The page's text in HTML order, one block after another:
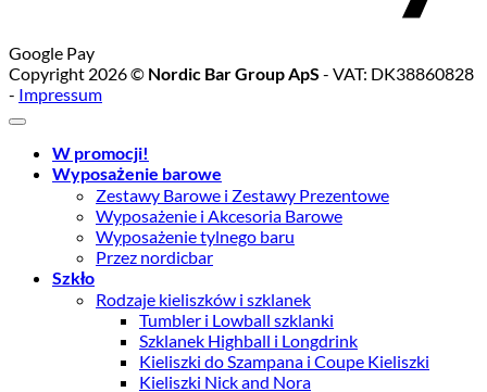
Google Pay
Copyright 2026 © Nordic Bar Group ApS - VAT: DK38860828
- Impressum
W promocji!
Wyposażenie barowe
Zestawy Barowe i Zestawy Prezentowe
Wyposażenie i Akcesoria Barowe
Wyposażenie tylnego baru
Przez nordicbar
Szkło
Rodzaje kieliszków i szklanek
Tumbler i Lowball szklanki
Szklanek Highball i Longdrink
Kieliszki do Szampana i Coupe Kieliszki
Kieliszki Nick and Nora